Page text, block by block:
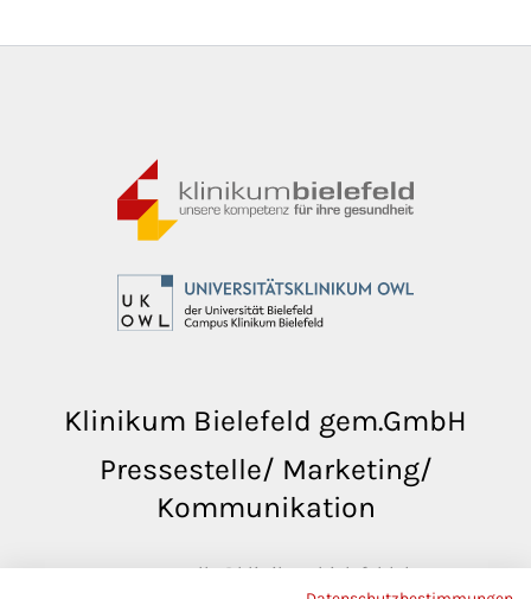
Klinikum Bielefeld gem.GmbH
Pressestelle/ Marketing/
Kommunikation
pressestelle@klinikumbielefeld.de